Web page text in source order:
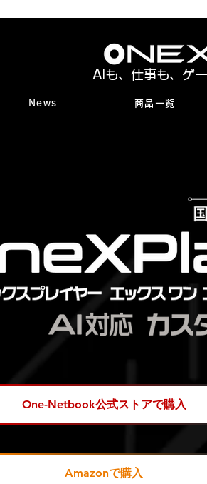
AIも、仕事も、ゲ
News 商品一覧
One-Netbook公式ストアで購入
Amazonで購入